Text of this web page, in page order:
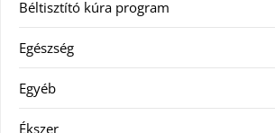
Béltisztító kúra program
Egészség
Egyéb
Ékszer